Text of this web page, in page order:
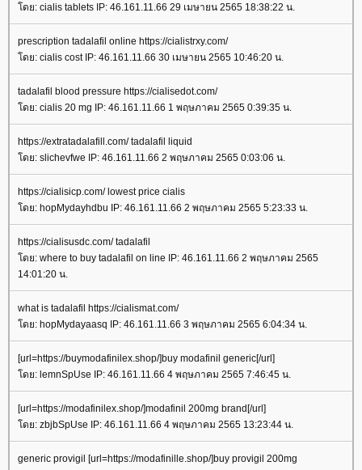
ดย: cialis tablets IP: 46.161.11.66 29 เมษายน 2565 18:38:22 น.
prescription tadalafil online https://cialistrxy.com/
ดย: cialis cost IP: 46.161.11.66 30 เมษายน 2565 10:46:20 น.
tadalafil blood pressure https://cialisedot.com/
ดย: cialis 20 mg IP: 46.161.11.66 1 พฤษภาคม 2565 0:39:35 น.
https://extratadalafill.com/ tadalafil liquid
ดย: slichevfwe IP: 46.161.11.66 2 พฤษภาคม 2565 0:03:06 น.
https://cialisicp.com/ lowest price cialis
ดย: hopMydayhdbu IP: 46.161.11.66 2 พฤษภาคม 2565 5:23:33 น.
https://cialisusdc.com/ tadalafil
ดย: where to buy tadalafil on line IP: 46.161.11.66 2 พฤษภาคม 2565
14:01:20 น.
what is tadalafil https://cialismat.com/
ดย: hopMydayaasq IP: 46.161.11.66 3 พฤษภาคม 2565 6:04:34 น.
[url=https://buymodafinilex.shop/]buy modafinil generic[/url]
ดย: lemnSpUse IP: 46.161.11.66 4 พฤษภาคม 2565 7:46:45 น.
[url=https://modafinilex.shop/]modafinil 200mg brand[/url]
ดย: zbjbSpUse IP: 46.161.11.66 4 พฤษภาคม 2565 13:23:44 น.
generic provigil [url=https://modafinille.shop/]buy provigil 200mg